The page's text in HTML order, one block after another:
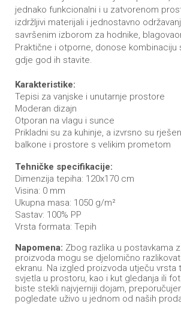
jednako funkcionalni i u zatvorenom
izdržljivi materijali i jednostavno
savršenim izborom za hodnike,
Praktične i otporne, donose kombinaciju
gdje god ih stavite.
Karakteristike:
Tepisi za vanjske i unutarnje prostore
Moderan dizajn
Otporan na vlagu i sunce
Prikladni su za kuhinje, a izvrsno su
balkone i prostore s velikim prometom
Tehničke specifikacije:
Dimenzija tepiha: 120x170 cm
Visina: 0 mm
Ukupna masa: 1050 g/m²
Sastav: 100% PP
Vrsta formata: Tepih
Napomena: Zbog razlika u postavkama
proizvoda mogu se djelomično
ekranu. Na izgled proizvoda utječu vrsta
svjetla u prostoru, kao i kut gledanja ili
biste stekli najvjerniji dojam,
pogledate uživo u jednom od naših